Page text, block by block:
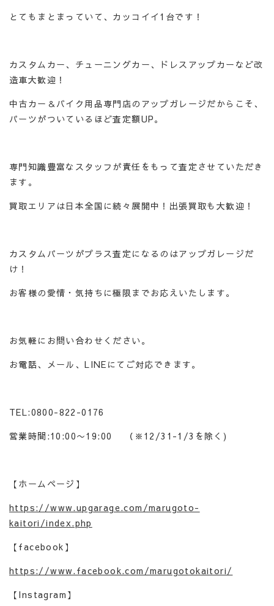
とてもまとまっていて、カッコイイ1台です！
カスタムカー、チューニングカー、ドレスアップカーなど改
造車大歓迎！
中古カー＆バイク用品専門店のアップガレージだからこそ、
パーツがついているほど査定額UP。
専門知識豊富なスタッフが責任をもって査定させていただき
ます。
買取エリアは日本全国に続々展開中！出張買取も大歓迎！
カスタムパーツがプラス査定になるのはアップガレージだ
け！
お客様の愛情・気持ちに極限までお応えいたします。
お気軽にお問い合わせください。
お電話、メール、LINEにてご対応できます。
TEL:0800-822-0176
営業時間:10:00〜19:00 （※12/31-1/3を除く)
【ホームページ】
https://www.upgarage.com/marugoto-
kaitori/index.php
【facebook】
https://www.facebook.com/marugotokaitori/
【Instagram】